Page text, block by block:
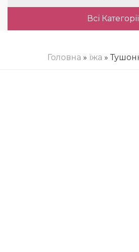
Всі Категорії
Головна » їжа »